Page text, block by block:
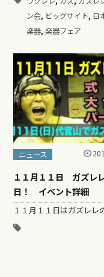
ン会, ビッグサイト, 日
楽器, 楽器フェア
ニュース
１１月１１日 ガズレ
日！ イベント詳細